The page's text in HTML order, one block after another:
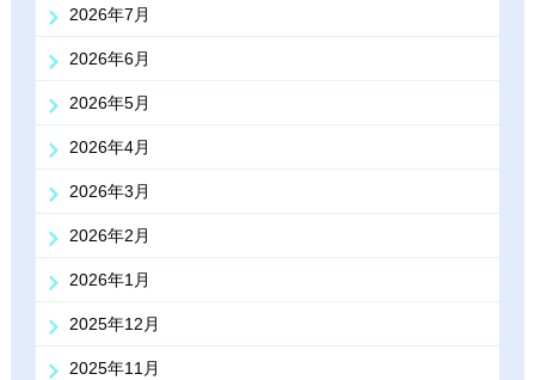
2026年7月
2026年6月
2026年5月
2026年4月
2026年3月
2026年2月
2026年1月
2025年12月
2025年11月